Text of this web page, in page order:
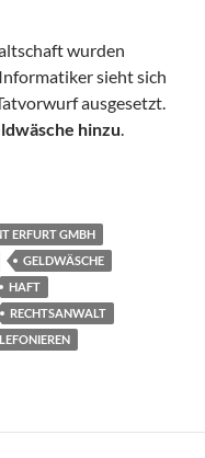
wurden
sieht sich
ausgesetzt.
hinzu.
gefordert
ERFURT GMBH
GELDWÄSCHE
HAFT
RECHTSANWALT